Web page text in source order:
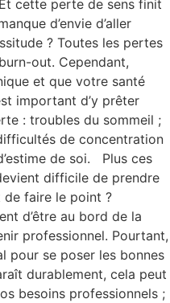
cette perte de sens finit
d’envie d’aller
? Toutes les pertes
out. Cependant,
et que votre santé
important d’y prêter
: troubles du sommeil ;
de concentration
de soi. Plus ces
difficile de prendre
de faire le point ?
d’être au bord de la
professionnel. Pourtant,
pour se poser les bonnes
durablement, cela peut
besoins professionnels ;